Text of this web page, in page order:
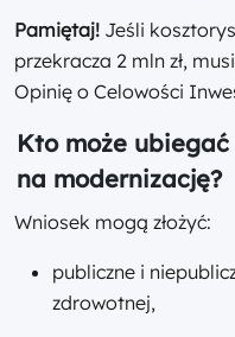
Pamiętaj! Jeśli
przekracza 2 mln zł,
Opinię o Celowości
Kto może
na modernizację?
Wniosek mogą złożyć:
publiczne i
zdrowotnej,